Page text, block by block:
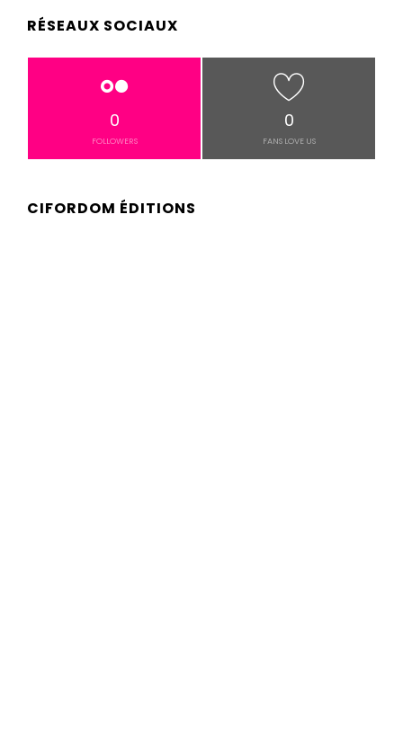
RÉSEAUX SOCIAUX
0
FOLLOWERS
0
FANS LOVE US
CIFORDOM ÉDITIONS